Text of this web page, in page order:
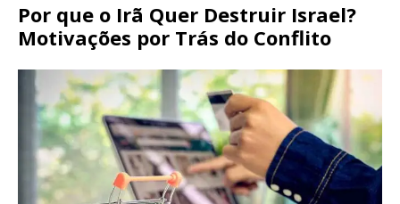
Por que o Irã Quer Destruir Israel?
Motivações por Trás do Conflito